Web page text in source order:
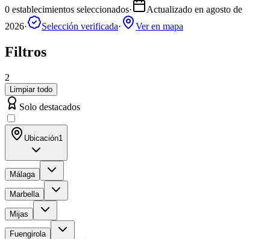
0 establecimientos seleccionados· Actualizado en agosto de
2026· Selección verificada· Ver en mapa
Filtros
2
Limpiar todo
Solo destacados
Ubicación1
Málaga
Marbella
Mijas
Fuengirola